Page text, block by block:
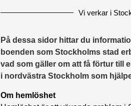
Vi verkar i
På dessa sidor hittar du
boenden som Stockholms stad
vad som gäller om att få förtur till
i nordvästra Stockholm som
Om hemlöshet